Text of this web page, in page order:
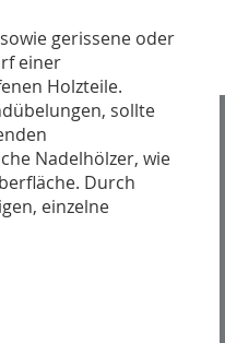
gerissene oder
einer
Holzteile.
sollte
Nadelhölzer, wie
Durch
einzelne